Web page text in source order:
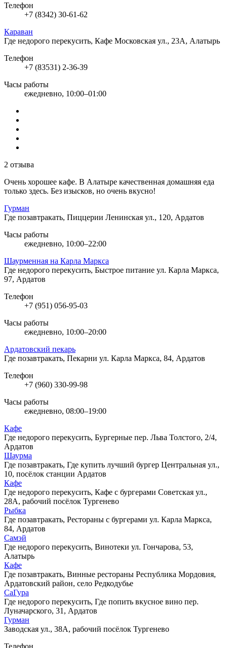
Телефон
+7 (8342) 30-61-62
Караван
Где недорого перекусить, Кафе Московская ул., 23А, Алатырь
Телефон
+7 (83531) 2-36-39
Часы работы
ежедневно, 10:00–01:00
2 отзыва
Очень хорошее кафе. В Алатыре качественная домашняя еда
только здесь. Без изысков, но очень вкусно!
Гурман
Где позавтракать, Пиццерии Ленинская ул., 120, Ардатов
Часы работы
ежедневно, 10:00–22:00
Шаурменная на Карла Маркса
Где недорого перекусить, Быстрое питание ул. Карла Маркса,
97, Ардатов
Телефон
+7 (951) 056-95-03
Часы работы
ежедневно, 10:00–20:00
Ардатовский пекарь
Где позавтракать, Пекарни ул. Карла Маркса, 84, Ардатов
Телефон
+7 (960) 330-99-98
Часы работы
ежедневно, 08:00–19:00
Кафе
Где недорого перекусить, Бургерные пер. Льва Толстого, 2/4,
Ардатов
Шаурма
Где позавтракать, Где купить лучший бургер Центральная ул.,
10, посёлок станции Ардатов
Кафе
Где недорого перекусить, Кафе с бургерами Советская ул.,
28А, рабочий посёлок Тургенево
Рыбка
Где позавтракать, Рестораны с бургерами ул. Карла Маркса,
84, Ардатов
Самэй
Где недорого перекусить, Винотеки ул. Гончарова, 53,
Алатырь
Кафе
Где позавтракать, Винные рестораны Республика Мордовия,
Ардатовский район, село Редкодубье
СаГура
Где недорого перекусить, Где попить вкусное вино пер.
Луначарского, 31, Ардатов
Гурман
Заводская ул., 38А, рабочий посёлок Тургенево
Телефон